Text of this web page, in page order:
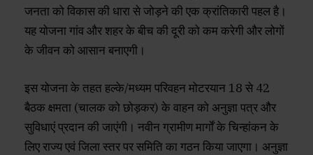
जनता को विकास की धारा से जोड़ने की एक क्रांतिकारी पहल है।
यह योजना गांव और शहर के बीच की दूरी को कम करेगी और लोगों
के जीवन को आसान बनाएगी।
इस योजना के तहत हल्के/मध्यम परिवहन मोटरयान 18 से 42
बैठक क्षमता (चालक को छोड़कर) के वाहन को अनुज्ञा पत्र और
सुविधाएं प्रदान की जाएंगी। नवीन ग्रामीण मार्गाें के चिन्हांकन के
लिए राज्य एवं जिला स्तर पर समिति का गठन किया जाएगा। अनुज्ञा